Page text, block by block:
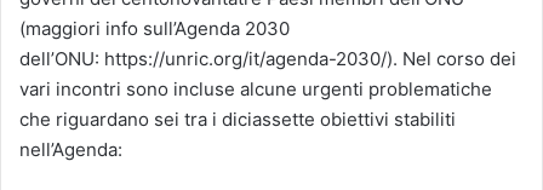
(maggiori info sull’Agenda 2030
dell’ONU: https://unric.org/it/agenda-2030/). Nel corso dei
vari incontri sono incluse alcune urgenti problematiche
che riguardano sei tra i diciassette obiettivi stabiliti
nell’Agenda: